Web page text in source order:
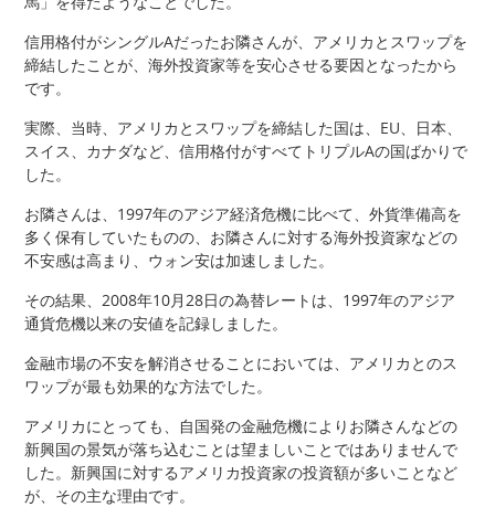
信用格付がシングルAだったお隣さんが、アメリカとスワップを
締結したことが、海外投資家等を安心させる要因となったから
です。
実際、当時、アメリカとスワップを締結した国は、EU、日本、
スイス、カナダなど、信用格付がすべてトリプルAの国ばかりで
した。
お隣さんは、1997年のアジア経済危機に比べて、外貨準備高を
多く保有していたものの、お隣さんに対する海外投資家などの
不安感は高まり、ウォン安は加速しました。
その結果、2008年10月28日の為替レートは、1997年のアジア
通貨危機以来の安値を記録しました。
金融市場の不安を解消させることにおいては、アメリカとのス
ワップが最も効果的な方法でした。
アメリカにとっても、自国発の金融危機によりお隣さんなどの
新興国の景気が落ち込むことは望ましいことではありませんで
した。新興国に対するアメリカ投資家の投資額が多いことなど
が、その主な理由です。